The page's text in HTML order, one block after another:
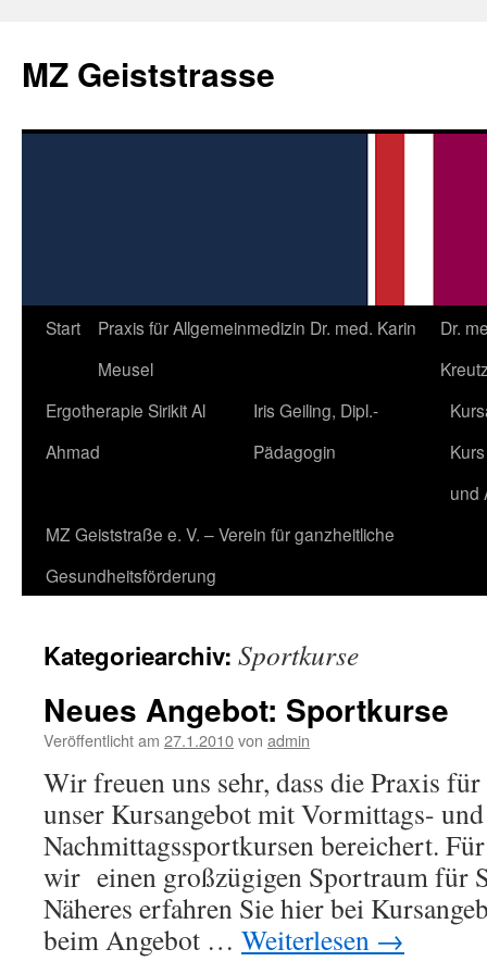
springen
MZ Geiststrasse
Start
Praxis für Allgemeinmedizin Dr. med. Karin
Meusel
Dr.
Ergotherapie Sirikit Al
Ahmad
Iris Geiling, Dipl.-
Pädagogin
und
MZ Geiststraße e. V. – Verein für ganzheitliche
Gesundheitsförderung
Kategoriearchiv: Sportkurse
Neues Angebot: Sportkurse
Veröffentlicht am 27.1.2010von admin
Wir freuen uns sehr, dass die Praxis
unser Kursangebot mit Vormittags- und
Nachmittagssportkursen bereichert.
wir einen großzügigen Sportraum für
Näheres erfahren Sie hier bei
beim Angebot … Weiterlesen →